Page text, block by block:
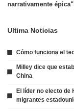
narrativamente épica"
Ultima Noticias
Cómo funciona el
Milley dice que
China
El líder no electo de
migrantes